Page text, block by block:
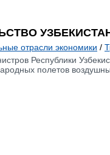
отрасли экономики /
Республики
полетов